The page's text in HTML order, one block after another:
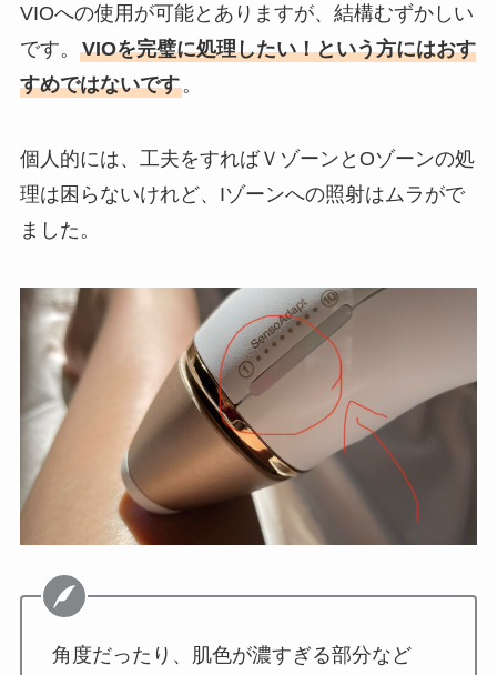
VIOへの使用が可能とありますが、結構むずかしい
です。 VIOを完璧に処理したい！という方にはおす
すめではないです。
個人的には、工夫をすればＶゾーンとOゾーンの処
理は困らないけれど、Iゾーンへの照射はムラがで
ました。
角度だったり、肌色が濃すぎる部分など